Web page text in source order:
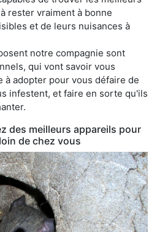
rester vraiment à bonne
et de leurs nuisances à
notre compagnie sont
qui vont savoir vous
à adopter pour vous défaire de
infestent, et faire en sorte qu'ils
des meilleurs appareils pour
de chez vous